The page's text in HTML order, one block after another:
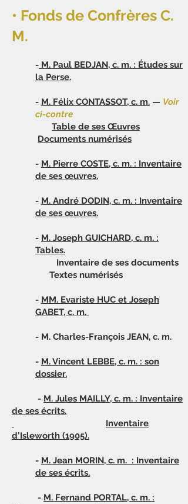
• Fonds de Confrères C.
M.
- M. Paul BEDJAN, c. m. : Études sur
la Perse.
- M. Félix CONTASSOT, c. m. — Voir
ci-contre
Table de ses Œuvres
Documents numérisés
- M. Pierre COSTE, c. m. : Inventaire
de ses œuvres.
- M. André DODIN, c. m. : Inventaire
de ses œuvres.
- M. Joseph GUICHARD, c. m. :
Tables.
Inventaire de ses documents
Textes numérisés
- MM. Evariste HUC et Joseph
GABET, c. m.
- M. Charles-François JEAN, c. m.
- M. Vincent LEBBE, c. m. : son
dossier.
- M. Jules MAILLY, c. m. : Inventaire
de ses écrits.
Inventaire
d'Isleworth (1905).
- M. Jean MORIN, c. m. : Inventaire
de ses écrits.
- M. Fernand PORTAL, c. m. :